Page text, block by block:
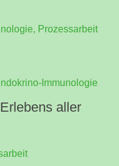
, Prozessarbeit
Immunologie
aller